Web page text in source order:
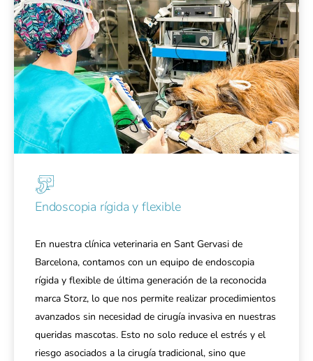
Endoscopia rígida y flexible
En nuestra clínica veterinaria en Sant Gervasi de
Barcelona, contamos con un equipo de endoscopia
rígida y flexible de última generación de la reconocida
marca Storz, lo que nos permite realizar procedimientos
avanzados sin necesidad de cirugía invasiva en nuestras
queridas mascotas. Esto no solo reduce el estrés y el
riesgo asociados a la cirugía tradicional, sino que